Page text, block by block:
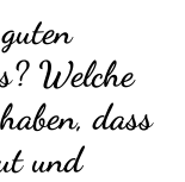
Welche
dass
und